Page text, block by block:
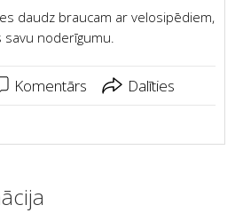
daudz braucam ar velosipēdiem,
noderīgumu.
Komentārs Dalīties